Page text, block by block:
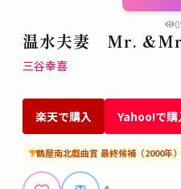
デ
タ
ベ
ー
ス
0
温水夫妻 Mr.
三谷幸喜
楽天で購入 Yahoo!で購
鶴屋南北戯曲賞 最終候補 （2000年）